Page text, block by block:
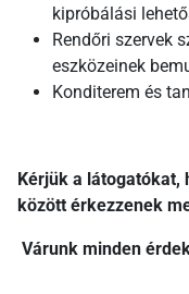
kipróbálási
Rendőri szervek
eszközeinek
Konditerem és
Kérjük a látogatókat,
között érkezzenek
Várunk minden